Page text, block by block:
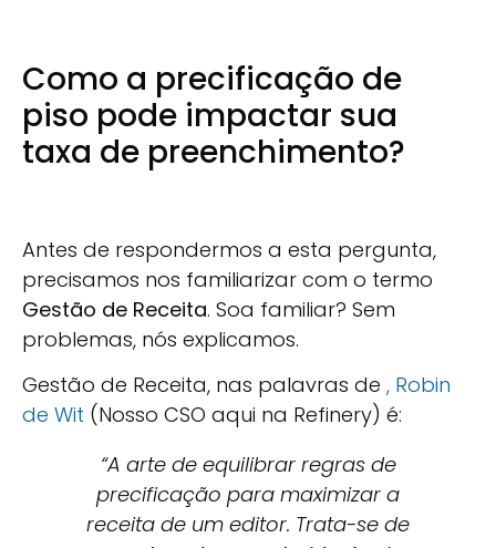
Como a precificação de
piso pode impactar sua
taxa de preenchimento?
Antes de respondermos a esta pergunta,
precisamos nos familiarizar com o termo
Gestão de Receita. Soa familiar? Sem
problemas, nós explicamos.
Gestão de Receita, nas palavras de , Robin
de Wit (Nosso CSO aqui na Refinery) é:
“A arte de equilibrar regras de
precificação para maximizar a
receita de um editor. Trata-se de